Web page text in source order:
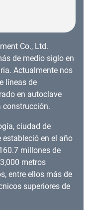
Co., Ltd.
de medio siglo en
Actualmente nos
líneas de
en autoclave
construcción.
ciudad de
estableció en el año
millones de
metros
entre ellos más de
superiores de